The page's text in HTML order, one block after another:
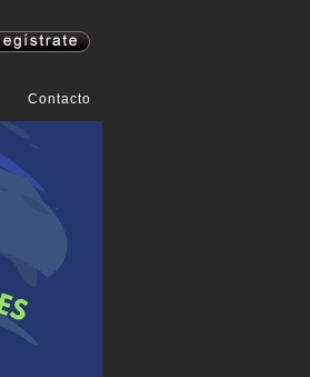
Contacto